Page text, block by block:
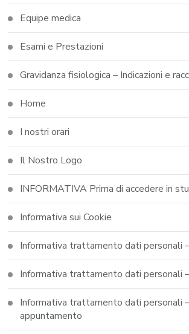
Equipe medica
Esami e Prestazioni
Gravidanza fisiologica – Indicazioni e
Home
I nostri orari
Il Nostro Logo
INFORMATIVA Prima di accedere in
Informativa sui Cookie
Informativa trattamento dati personali
Informativa trattamento dati personali
Informativa trattamento dati personali
appuntamento